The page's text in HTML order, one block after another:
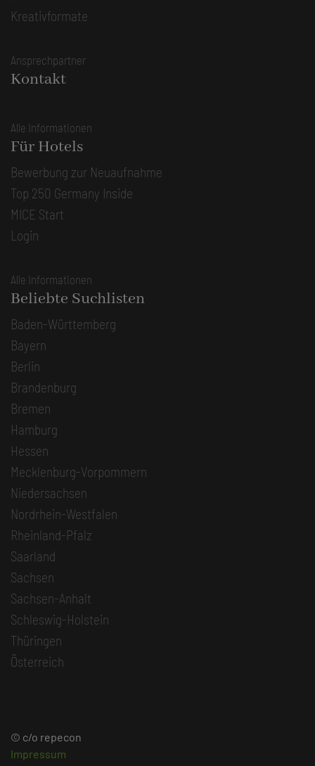
Kreativformate
Ansprechpartner
Kontakt
Alle Informationen
Für Hotels
Bewerbung zur Neuaufnahme
Top 250 Germany Inside
MICE Start
Login
Alle Informationen
Beliebte Suchlisten
Baden-Württemberg
Bayern
Berlin
Brandenburg
Bremen
Hamburg
Hessen
Mecklenburg-Vorpommern
Niedersachsen
Nordrhein-Westfalen
Rheinland-Pfalz
Saarland
Sachsen
Sachsen-Anhalt
Schleswig-Holstein
Thüringen
Österreich
© c/o repecon
Impressum